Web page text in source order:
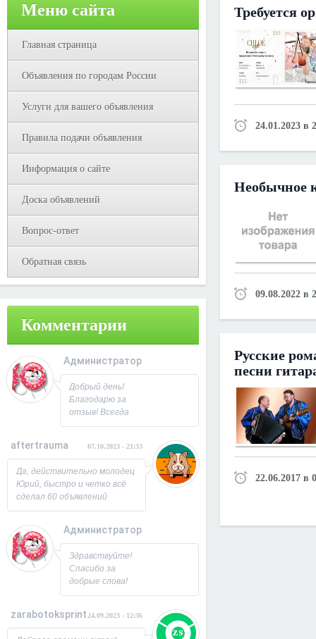
Меню сайта
Главная страница
Объявления по городам России
Услуги для вашего объявления
Правила подачи объявления
Информация о сайте
Доска объявлений
Вопрос-ответ
Обратная связь
Комментарии
Администратор
08.10.2023 - 09:31
Добрый день!
Благодарю за
отзыв! Всегда
рад
С Уважением,
aftertrauma 07.10.2023 - 21:33
Да, действительно молодец
Юрий, быстро и четко всё
сделал 60 объявлений
разместил, всё работает,
страницы выросла в 2 раза
спасибо! Буду ещё
заказывать, советую!
Администратор
26.09.2023 - 07:33
Здравствуйте!
Спасибо за
добрые слова!
Всегда рад
пользователям.
zarabotoksprint 24.09.2023 - 12:36
Требуется
24.01.2023 в
Необычное
09.08.2022 в
Русские
песни
22.06.2017 в